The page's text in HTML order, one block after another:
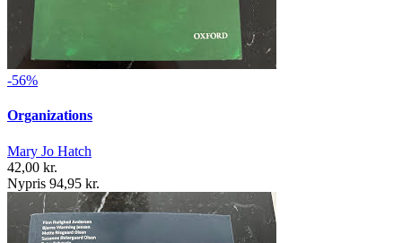
-56%
Organizations
Mary Jo Hatch
42,00 kr.
Nypris 94,95 kr.